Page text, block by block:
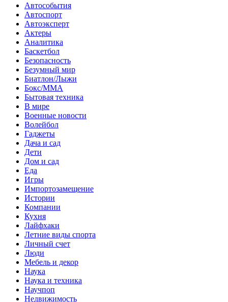
Автособытия
Автоспорт
Автоэксперт
Актеры
Аналитика
Баскетбол
Безопасность
Безумный мир
Биатлон/Лыжи
Бокс/MMA
Бытовая техника
В мире
Военные новости
Волейбол
Гаджеты
Дача и сад
Дети
Дом и сад
Еда
Игры
Импортозамещение
Истории
Компании
Кухня
Лайфхаки
Летние виды спорта
Личный счет
Люди
Мебель и декор
Наука
Наука и техника
Научпоп
Недвижимость